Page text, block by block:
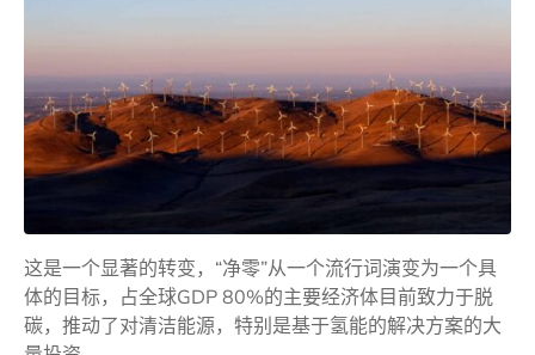
这是一个显著的转变，“净零”从一个流行词演变为一个具
体的目标，占全球GDP 80%的主要经济体目前致力于脱
碳，推动了对清洁能源，特别是基于氢能的解决方案的大